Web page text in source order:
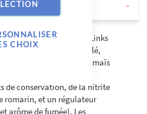
CHOIX
Beef Jerky de Jack Links
sucre, du sel, du soja (blé,
de la protéine de maïs
des épices, de
de conservation, de la nitrite
romarin, et un régulateur
arôme de fumée). Les